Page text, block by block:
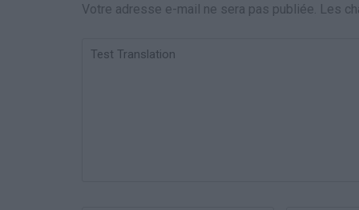
Votre adresse e-mail ne sera pas publiée. Les
Test